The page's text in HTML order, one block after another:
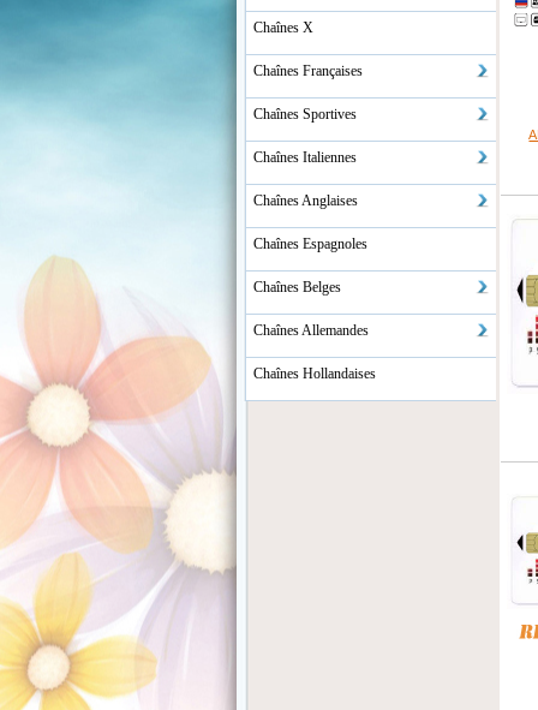
Chaînes X
Chaînes Françaises
Chaînes Sportives
Chaînes Italiennes
Chaînes Anglaises
Chaînes Espagnoles
Chaînes Belges
Chaînes Allemandes
Chaînes Hollandaises